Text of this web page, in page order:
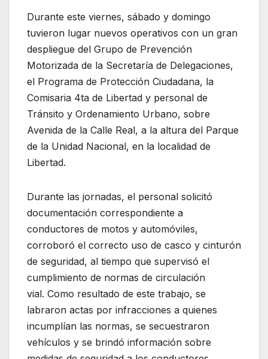
Durante este viernes, sábado y domingo
tuvieron lugar nuevos operativos con un gran
despliegue del Grupo de Prevención
Motorizada de la Secretaría de Delegaciones,
el Programa de Protección Ciudadana, la
Comisaria 4ta de Libertad y personal de
Tránsito y Ordenamiento Urbano, sobre
Avenida de la Calle Real, a la altura del Parque
de la Unidad Nacional, en la localidad de
Libertad.
Durante las jornadas, el personal solicitó
documentación correspondiente a
conductores de motos y automóviles,
corroboró el correcto uso de casco y cinturón
de seguridad, al tiempo que supervisó el
cumplimiento de normas de circulación
vial. Como resultado de este trabajo, se
labraron actas por infracciones a quienes
incumplían las normas, se secuestraron
vehículos y se brindó información sobre